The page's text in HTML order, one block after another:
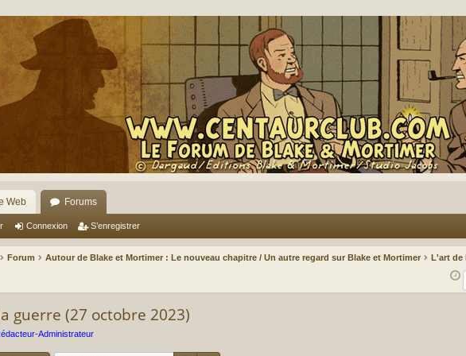
Web Forums
Connexion S’enregistrer
Forum Autour de Blake et Mortimer : Le nouveau chapitre / Un autre regard sur Blake et Mortimer L'art de
guerre (27 octobre 2023)
Administrateur